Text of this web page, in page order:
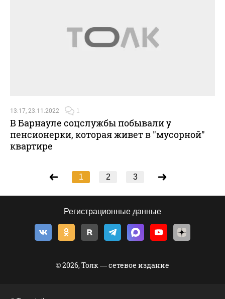
13:17, 23.11.2022 1
В Барнауле соцслужбы побывали у
пенсионерки, которая живет в "мусорной"
квартире
1 2 3
Регистрационные данные
© 2026, Толк — сетевое издание